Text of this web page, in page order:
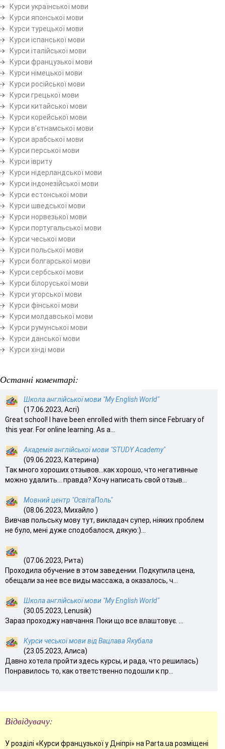
Курси української мови
Курси японської мови
Курси турецької мови
Курси іспанської мови
Курси італійської мови
Курси французької мови
Курси німецької мови
Курси російської мови
Курси грецької мови
Курси китайської мови
Курси корейської мови
Курси в'єтнамської мови
Курси арабської мови
Курси перської мови
Курси івриту
Курси нідерландської мови
Курси індонезійської мови
Курси естонської мови
Курси шведської мови
Курси норвезької мови
Курси португальської мови
Курси чеської мови
Курси польської мови
Курси болгарської мови
Курси сербської мови
Курси білоруської мови
Курси угорської мови
Курси фінської мови
Курси молдавської мови
Курси румунської мови
Курси данської мови
Курси хінді мови
Останні коментарі:
Школа англійської мови "My English World"
(17.06.2023, Acri)
Great school! I have been enrolled with them since February of
this year. For online learning. As a...
Академія англійської мови "STUDY Academy"
(09.06.2023, Катерина)
Так много хороших отзывов…как хорошо, что негативные
можно удалить… правда? Хочу написать свой отзыв...
Мовний центр "ОсвітаПоль"
(08.06.2023, Михайло )
Вивчав польську мову тут, викладач супер, ніяких проблем
не було, мені дуже сподобалося, дякую:)...
(07.06.2023, Рита)
Проходила обучение в этом заведении. Подкупила цена,
обещали за нее все виды массажа, а оказалось, ч...
Школа англійської мови "My English World"
(30.05.2023, Lenusik)
Зараз проходжу навчання. Поки що все влаштовує. ...
Курси чеської мови від Вацлава Якубала
(23.05.2023, Алиса)
Давно хотела пройти здесь курсы, и рада, что решилась)
Понравилось то, как ответственно подошли к пр...
Відвідувачу:
У розділі «Курси французької у Дніпрі» на Parta.ua розміщені